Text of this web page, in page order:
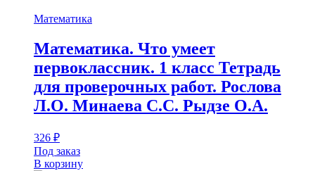
Математика
Математика. Что умеет
первоклассник. 1 класс Тетрадь
для проверочных работ. Рослова
Л.О. Минаева С.С. Рыдзе О.А.
326 ₽
Под заказ
В корзину